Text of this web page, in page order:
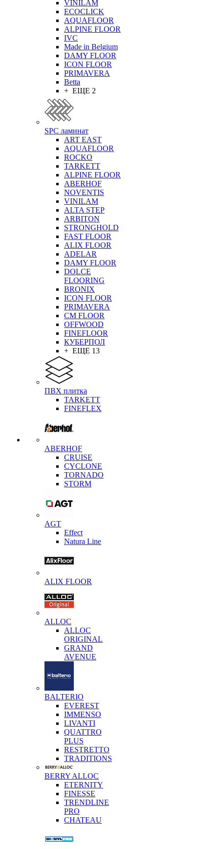
VINILAM
ECOCLICK
AQUAFLOOR
ALPINE FLOOR
IVC
Made in Belgium
DAMY FLOOR
ICON FLOOR
PRIMAVERA
Betta
+ ЕЩЕ 2
SPC ламинат
ART EAST
AQUAFLOOR
ROCKO
TARKETT
ALPINE FLOOR
ABERHOF
NOVENTIS
VINILAM
ALTA STEP
ARBITON
STRONGHOLD
FAST FLOOR
ALIX FLOOR
ADELAR
DAMY FLOOR
DOLCE
FLOORING
BRONIX
ICON FLOOR
PRIMAVERA
CM FLOOR
OFFWOOD
FINEFLOOR
КУБЕРПОЛ
+ ЕЩЕ 13
ПВХ плитка
TARKETT
FINEFLEX
ABERHOF
CRUISE
CYCLONE
TORNADO
STORM
AGT
Effect
Natura Line
ALIX FLOOR
ALLOC
ALLOC
ORIGINAL
GRAND
AVENUE
BALTERIO
EVEREST
IMMENSO
LIVANTI
QUATTRO
PLUS
RESTRETTO
TRADITIONS
BERRY ALLOC
ETERNITY
FINESSE
TRENDLINE
PRO
CHATEAU